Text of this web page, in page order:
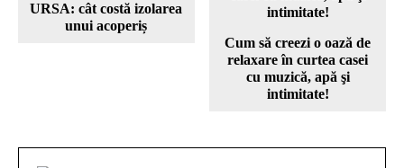
URSA: cât costă izolarea
unui acoperiș
Cum să creezi o oază de
relaxare în curtea casei
cu muzică, apă şi
intimitate!